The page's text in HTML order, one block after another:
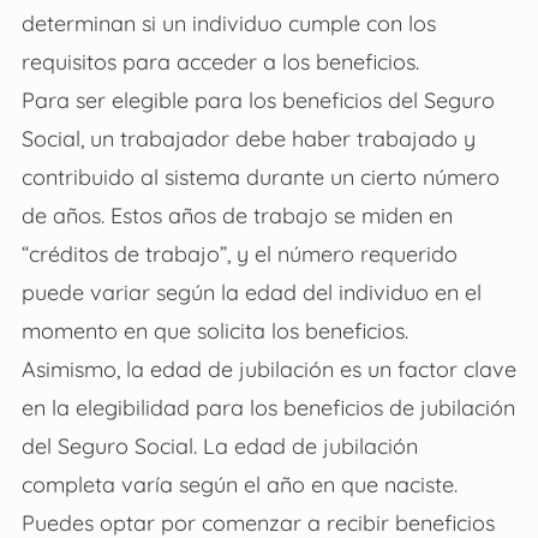
determinan si un individuo cumple con los
requisitos para acceder a los beneficios.
Para ser elegible para los beneficios del Seguro
Social, un trabajador debe haber trabajado y
contribuido al sistema durante un cierto número
de años. Estos años de trabajo se miden en
“créditos de trabajo”, y el número requerido
puede variar según la edad del individuo en el
momento en que solicita los beneficios.
Asimismo, la edad de jubilación es un factor clave
en la elegibilidad para los beneficios de jubilación
del Seguro Social. La edad de jubilación
completa varía según el año en que naciste.
Puedes optar por comenzar a recibir beneficios